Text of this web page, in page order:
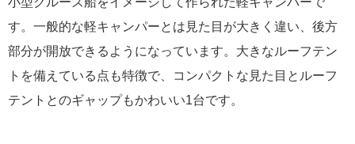
す。一般的な軽キャンパーとは見た目が大きく違い、後方
部分が開放できるようになっています。大きなルーフテン
トを備えている点も特徴で、コンパクトな見た目とルーフ
テントとのギャップもかわいい1台です。